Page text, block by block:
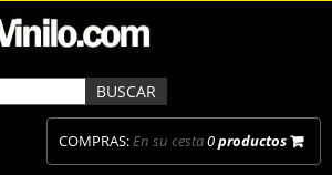
COMPRAS:En su cesta0productos